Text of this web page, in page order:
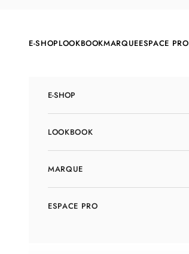
E-SHOPLOOKBOOKMARQUEESPACE PRO
E-SHOP
LOOKBOOK
MARQUE
ESPACE PRO